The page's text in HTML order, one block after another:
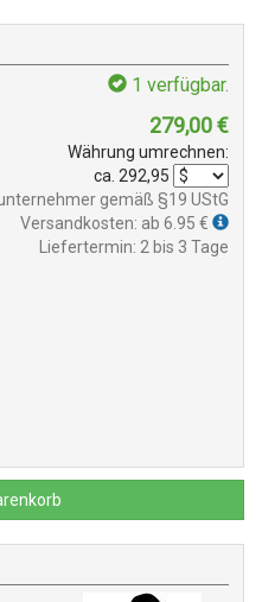
1 verfügbar.
279,00€
Währung umrechnen:
ca. 292,95
gemäß §19 UStG
Versandkosten: ab 6.95 €
Liefertermin: 2 bis 3 Tage